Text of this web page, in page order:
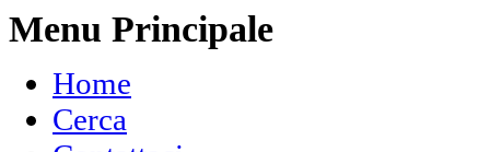
Menu Principale
Home
Cerca